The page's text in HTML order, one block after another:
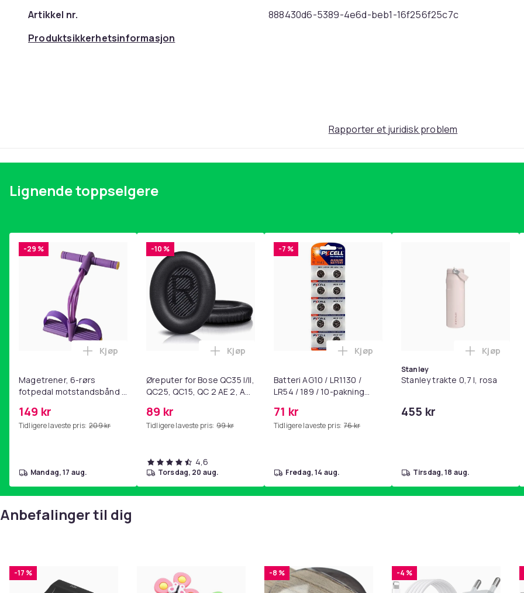
Artikkel nr.
888430d6-5389-4e6d-beb1-16f256f25c7c
Produktsikkerhetsinformasjon
Rapporter et juridisk problem
Lignende toppselgere
-29 %
Magetrener, 6-rørs
fotpedal motstandsbånd -
yoga og
hjemmegymnastikk Purple
149 kr
Tidligere laveste pris: 209 kr
Legg Magetrener, 6-rørs fotpedal motstandsbånd - mage- og kjernetrening, yoga og
Kjøp
mandag, 17 aug.
-10 %
Øreputer for Bose QC35 I/II,
QC25, QC15, QC 2 AE 2, AE
SoundLink Black
89 kr
Tidligere laveste pris: 99 kr
Legg Øreputer for Bose QC35 I/II, QC25, QC15, QC 2 AE 2, AE 2i, AE 2w,
Kjøp
4,6
torsdag, 20 aug.
-7 %
Batteri AG10 / LR1130 /
LR54 / 189 / 10-pakning
71 kr
Tidligere laveste pris: 76 kr
Legg Batteri AG10 / LR1130 / LR54 / 189
Kjøp
fredag, 14 aug.
Stanley
Stanley trakte 0,7 l, rosa
455 kr
Legg
Kjøp
tirsdag, 18 aug.
Anbefalinger til dig
-17 % -8 % -4 %